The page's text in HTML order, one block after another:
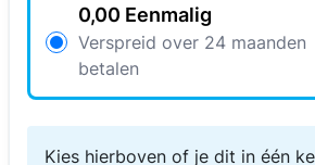
0,00 Eenmalig
Verspreid over 24 maanden
betalen
Kies hierboven of je dit in één